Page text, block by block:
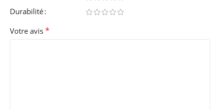
Durabilité
Votre avis *